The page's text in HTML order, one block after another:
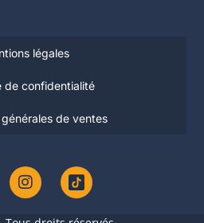
légales
de confidentialité
de ventes